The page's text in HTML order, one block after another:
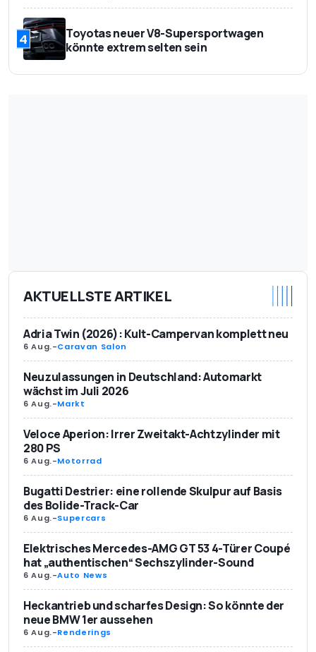
4
Toyotas neuer V8-Supersportwagen
könnte extrem selten sein
AKTUELLSTE ARTIKEL
Adria Twin (2026): Kult-Campervan komplett neu
6 Aug.-Caravan Salon
Neuzulassungen in Deutschland: Automarkt
wächst im Juli 2026
6 Aug.-Markt
Veloce Aperion: Irrer Zweitakt-Achtzylinder mit
280 PS
6 Aug.-Motorrad
Bugatti Destrier: eine rollende Skulpur auf Basis
des Bolide-Track-Car
6 Aug.-Supercars
Elektrisches Mercedes-AMG GT 53 4-Türer Coupé
hat „authentischen“ Sechszylinder-Sound
6 Aug.-Auto News
Heckantrieb und scharfes Design: So könnte der
neue BMW 1er aussehen
6 Aug.-Renderings